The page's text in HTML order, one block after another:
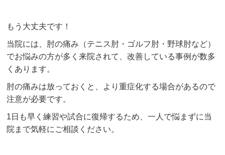
もう大丈夫です！
当院には、肘の痛み（テニス肘・ゴルフ肘・野球肘など）
でお悩みの方が多く来院されて、改善している事例が数多
くあります。
肘の痛みは放っておくと、より重症化する場合があるので
注意が必要です。
1日も早く練習や試合に復帰するため、一人で悩まずに当
院まで気軽にご相談ください。